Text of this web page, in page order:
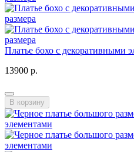
Платье бохо с декоративными
13900 р.
В корзину